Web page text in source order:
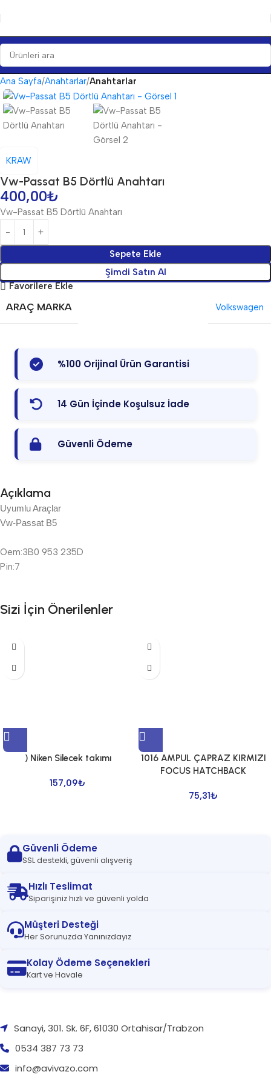
Ana Sayfa Anahtarlar Anahtarlar
KRAW
Vw-Passat B5 Dörtlü Anahtarı
400,00₺
Vw-Passat B5 Dörtlü Anahtarı
Sepete Ekle
Şimdi Satın Al
Favorilere Ekle
ARAÇ MARKA Volkswagen
%100 Orijinal Ürün Garantisi
14 Gün İçinde Koşulsuz İade
Güvenli Ödeme
Açıklama
Uyumlu Araçlar
Vw-Passat B5
Oem:3B0 953 235D
Pin:7
Sizi İçin Önerilenler
) Niken Silecek takımı
157,09₺
1016 AMPUL ÇAPRAZ KIRMIZI
FOCUS HATCHBACK
75,31₺
Güvenli Ödeme
SSL destekli, güvenli alışveriş
Hızlı Teslimat
Siparişiniz hızlı ve güvenli yolda
Müşteri Desteği
Her Sorunuzda Yanınızdayız
Kolay Ödeme Seçenekleri
Kart ve Havale
Sanayi, 301. Sk. 6F, 61030 Ortahisar/Trabzon
0534 387 73 73
info@avivazo.com